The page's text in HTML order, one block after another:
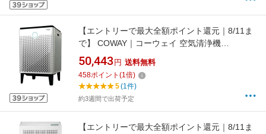
【エントリーで最大全額ポイント還元｜8/11ま
で】 COWAY｜コーウェイ 空気清浄機
AIRMEGA 400 ホワイト AP-2015F [適用畳数：
48畳 /PM2.5対応]【newlife_campaign_f】
50,443 円 送料無料
458ポイント (1倍)
5(1件)
約3週間で出荷予定
【エントリーで最大全額ポイント還元｜8/11ま